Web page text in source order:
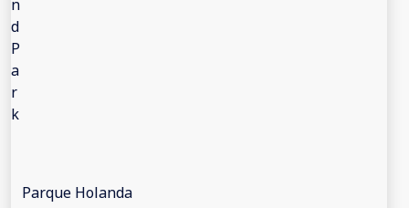
Parque Holanda